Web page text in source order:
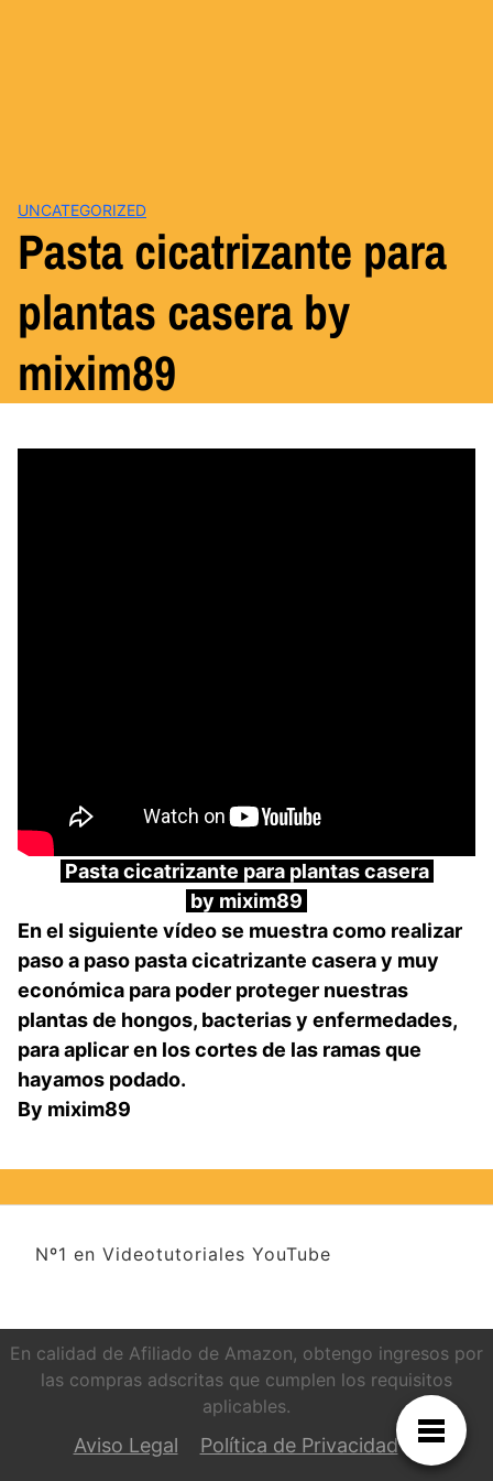
UNCATEGORIZED
Pasta cicatrizante para
plantas casera by
mixim89
Pasta cicatrizante para plantas casera
by mixim89
En el siguiente vídeo se muestra como realizar
paso a paso pasta cicatrizante casera y muy
económica para poder proteger nuestras
plantas de hongos, bacterias y enfermedades,
para aplicar en los cortes de las ramas que
hayamos podado.
By mixim89
Nº1 en Videotutoriales YouTube
En calidad de Afiliado de Amazon, obtengo ingresos por
las compras adscritas que cumplen los requisitos
aplicables.
Aviso Legal Política de Privacidad